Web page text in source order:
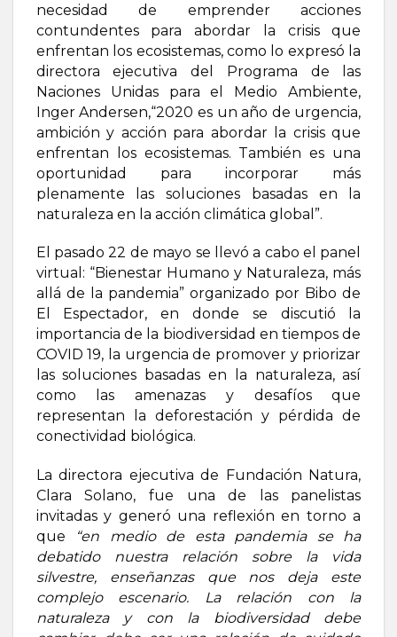
necesidad de emprender acciones
contundentes para abordar la crisis que
enfrentan los ecosistemas, como lo expresó la
directora ejecutiva del Programa de las
Naciones Unidas para el Medio Ambiente,
Inger Andersen,“2020 es un año de urgencia,
ambición y acción para abordar la crisis que
enfrentan los ecosistemas. También es una
oportunidad para incorporar más
plenamente las soluciones basadas en la
naturaleza en la acción climática global”.
El pasado 22 de mayo se llevó a cabo el panel
virtual: “Bienestar Humano y Naturaleza, más
allá de la pandemia” organizado por Bibo de
El Espectador, en donde se discutió la
importancia de la biodiversidad en tiempos de
COVID 19, la urgencia de promover y priorizar
las soluciones basadas en la naturaleza, así
como las amenazas y desafíos que
representan la deforestación y pérdida de
conectividad biológica.
La directora ejecutiva de Fundación Natura,
Clara Solano, fue una de las panelistas
invitadas y generó una reflexión en torno a
que
“en medio de esta pandemia se ha
debatido nuestra relación sobre la vida
silvestre, enseñanzas que nos deja este
complejo escenario. La relación con la
naturaleza y con la biodiversidad debe